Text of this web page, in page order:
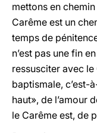
mettons en
Carême est un
temps de
n’est pas une fin
ressusciter avec
baptismale, c’est-
haut», de l’amour
le Carême est, de